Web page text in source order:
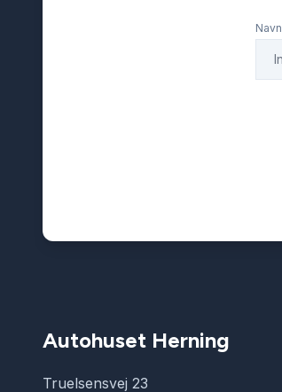
Navn
Autohuset Herning
Truelsensvej 23